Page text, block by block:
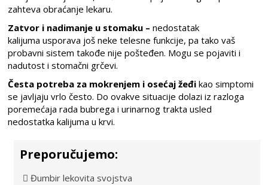
zahteva obraćanje lekaru.
Zatvor i nadimanje u stomaku –nedostatak
kalijuma usporava još neke telesne funkcije, pa tako vaš
probavni sistem takođe nije pošteđen. Mogu se pojaviti i
nadutost i stomačni grčevi.
Česta potreba za mokrenjem i osećaj žeđikao simptomi
se javljaju vrlo često. Do ovakve situacije dolazi iz razloga
poremećaja rada bubrega i urinarnog trakta usled
nedostatka kalijuma u krvi.
Preporučujemo:
Đumbir lekovita svojstva